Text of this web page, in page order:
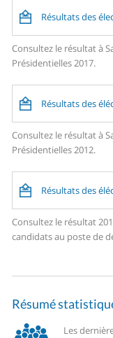
Résultats des
Consultez le résultat à
Présidentielles 2017.
Résultats des
Consultez le résultat à
Présidentielles 2012.
Résultats des
Consultez le résultat
candidats au poste de
Résumé
Les